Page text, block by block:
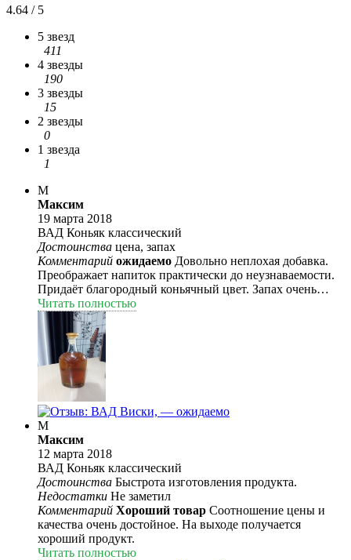
4.64 / 5
5 звезд
411
4 звезды
190
3 звезды
15
2 звезды
0
1 звезда
1
М
Максим
19 марта 2018
ВАД Коньяк классический
Достоинства цена, запах
Комментарий ожидаемо Довольно неплохая добавка.
Преображает напиток практически до неузнаваемости.
Придаёт благородный коньячный цвет. Запах очень
приятный(чем-то напоминает коньяки на разлив на
юге), полностью устраняется запах сэма .
Читать полностью
М
Максим
12 марта 2018
ВАД Коньяк классический
Достоинства Быстрота изготовления продукта.
Недостатки Не заметил
Комментарий Хороший товар Соотношение цены и
качества очень достойное. На выходе получается
хороший продукт.
Читать полностью